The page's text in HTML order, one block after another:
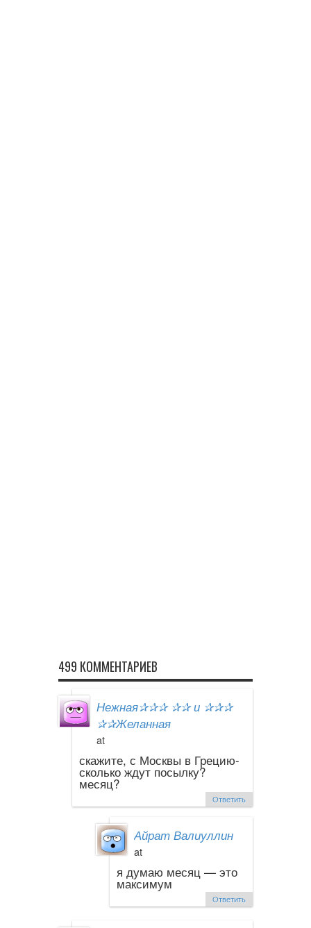
499 КОММЕНТАРИЕВ
Нежная✰✰✰ ✰✰ и ✰✰✰
✰✰Желанная
at
скажите, с Москвы в Грецию-
сколько ждут посылку?
месяц?
Ответить
Айрат Валиуллин
at
я думаю месяц — это
максимум
Ответить